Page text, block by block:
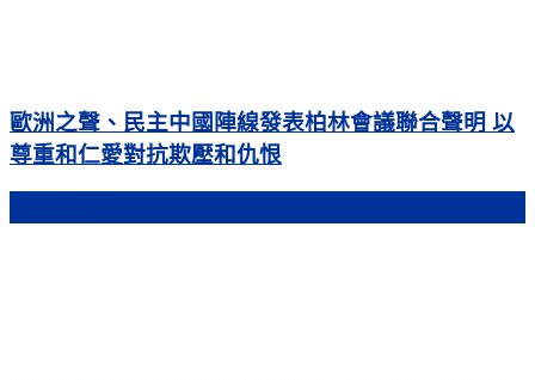
歐洲之聲、民主中國陣線發表柏林會議聯合聲明 以
尊重和仁愛對抗欺壓和仇恨